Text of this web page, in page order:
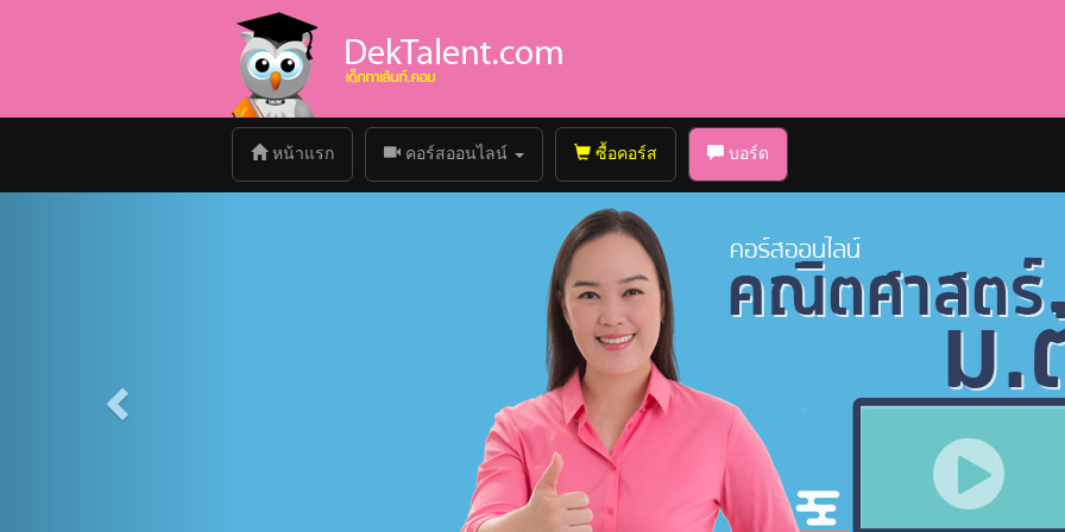
หน้าแรก(current) คอร์สออนไลน์ ซื้อคอร์ส บอร์ด